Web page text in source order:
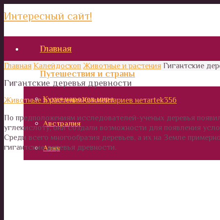
Интересный сайт!
Главная
Путешествия и страны
Кухня народов мира
Австралия
Азия
Главная Калейдоскоп Животные и растения Гигантские
Гигантские деревья древности
Животные и растенияКомментариев нетartek356
По предположениям исследователей-ученых деревья
углекислоту, они создали возможности для появления
Среди всего многообразия деревьев, а их на Земле
гигантские деревья древности.